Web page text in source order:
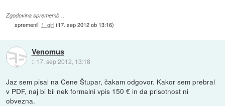
Zgodovina sprememb…
spremenil: 1_girl(17. sep 2012 ob 13:16)
Venomus
:: 17. sep 2012, 13:18
Jaz sem pisal na Cene Štupar, čakam odgovor. Kakor sem prebral
v PDF, naj bi bil nek formalni vpis 150 € in da prisotnost ni
obvezna.